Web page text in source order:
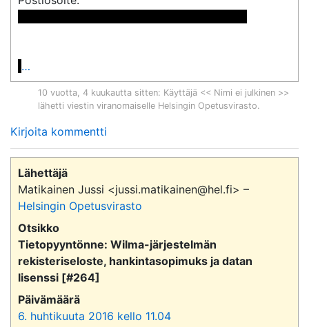
…
10 vuotta, 4 kuukautta sitten: Käyttäjä << Nimi ei julkinen >>
lähetti viestin viranomaiselle Helsingin Opetusvirasto.
Kirjoita kommentti
Lähettäjä
Matikainen Jussi <jussi.matikainen@hel.fi> –
Helsingin Opetusvirasto
Otsikko
Tietopyyntönne: Wilma-järjestelmän
rekisteriseloste, hankintasopimuks ja datan
lisenssi [#264]
Päivämäärä
6. huhtikuuta 2016 kello 11.04